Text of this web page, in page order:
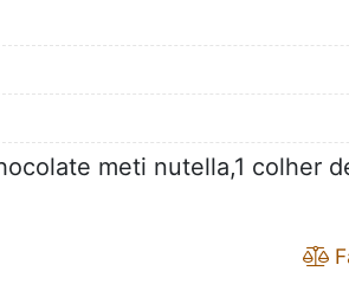
meti nutella,1 colher